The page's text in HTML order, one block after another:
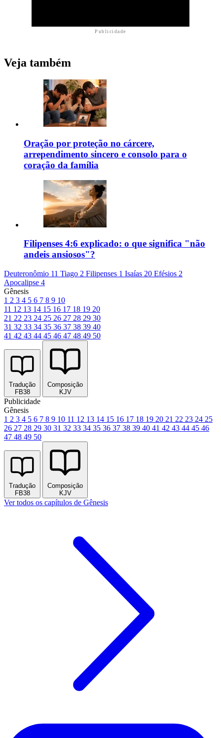
Publicidade
Veja também
Oração por proteção no cárcere,
arrependimento sincero e consolo para o
coração da família
Filipenses 4:6 explicado: o que significa "não
andeis ansiosos"?
Deuteronômio 11 Tiago 2 Filipenses 1 Isaías 20 Efésios 2
Apocalipse 4
Gênesis
1 2 3 4 5 6 7 8 9 10
11 12 13 14 15 16 17 18 19 20
21 22 23 24 25 26 27 28 29 30
31 32 33 34 35 36 37 38 39 40
41 42 43 44 45 46 47 48 49 50
Tradução
FB38
Composição
KJV
Publicidade
Gênesis
1 2 3 4 5 6 7 8 9 10 11 12 13 14 15 16 17 18 19 20 21 22 23 24 25
26 27 28 29 30 31 32 33 34 35 36 37 38 39 40 41 42 43 44 45 46
47 48 49 50
Tradução
FB38
Composição
KJV
Ver todos os capítulos de Gênesis